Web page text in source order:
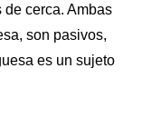
cerca. Ambas
son pasivos,
es un sujeto